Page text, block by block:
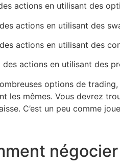
actions en utilisant des
actions en utilisant des
actions en utilisant des
des actions en utilisant des
options de
les mêmes. Vous devrez
C’est un peu comme